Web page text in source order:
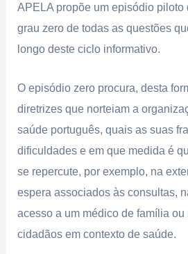
APELA propõe um episódio piloto
grau zero de todas as questões
longo deste ciclo informativo.
O episódio zero procura, desta
diretrizes que norteiam a
saúde português, quais as suas
dificuldades e em que medida é
se repercute, por exemplo, na
espera associados às consultas,
acesso a um médico de família
cidadãos em contexto de saúde.